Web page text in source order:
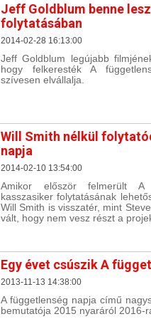
Jeff Goldblum benne
folytatásában
2014-02-28 16:13:00
Jeff Goldblum legújabb
hogy felkeresték A
szívesen elvállalja.
Will Smith nélkül
napja
2014-02-10 13:54:00
Amikor először felmerült A
kasszasiker folytatásának
Will Smith is visszatér, mint
vált, hogy nem vesz részt a
Egy évet csúszik A
2013-11-13 14:38:00
A függetlenség napja című
bemutatója 2015 nyaráról 2016-